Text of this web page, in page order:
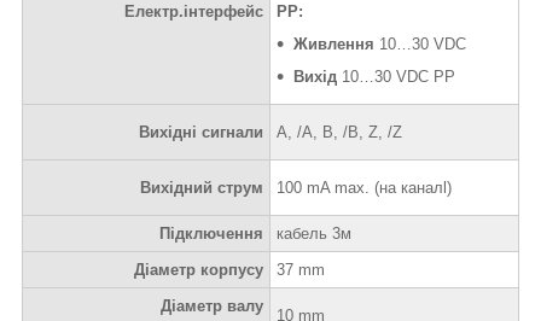
Електр.інтерфейс
PP:
Живлення 10…30 VDC
Вихід 10…30 VDC PP
Вихідні сигнали A, /A, B, /B, Z, /Z
Вихідний струм 100 mA max. (на каналl)
Підключення
кабель 3м
Діаметр корпусу
37 mm
Діаметр валу
10 mm